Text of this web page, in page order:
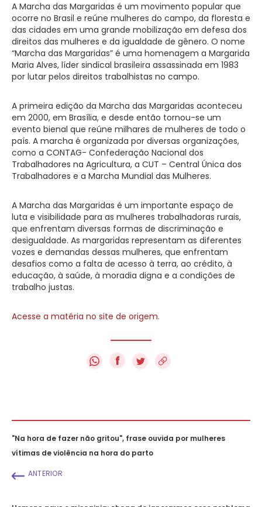
A Marcha das Margaridas é um movimento popular que
ocorre no Brasil e reúne mulheres do campo, da floresta e
das cidades em uma grande mobilização em defesa dos
direitos das mulheres e da igualdade de gênero. O nome
“Marcha das Margaridas” é uma homenagem a Margarida
Maria Alves, líder sindical brasileira assassinada em 1983
por lutar pelos direitos trabalhistas no campo.
A primeira edição da Marcha das Margaridas aconteceu
em 2000, em Brasília, e desde então tornou-se um
evento bienal que reúne milhares de mulheres de todo o
país. A marcha é organizada por diversas organizações,
como a CONTAG- Confederação Nacional dos
Trabalhadores na Agricultura, a CUT – Central Única dos
Trabalhadores e a Marcha Mundial das Mulheres.
A Marcha das Margaridas é um importante espaço de
luta e visibilidade para as mulheres trabalhadoras rurais,
que enfrentam diversas formas de discriminação e
desigualdade. As margaridas representam as diferentes
vozes e demandas dessas mulheres, que enfrentam
desafios como a falta de acesso à terra, ao crédito, à
educação, à saúde, à moradia digna e a condições de
trabalho justas.
Acesse a matéria no site de origem.
f
"Na hora de fazer não gritou", frase ouvida por mulheres
vítimas de violência na hora do parto
ANTERIOR